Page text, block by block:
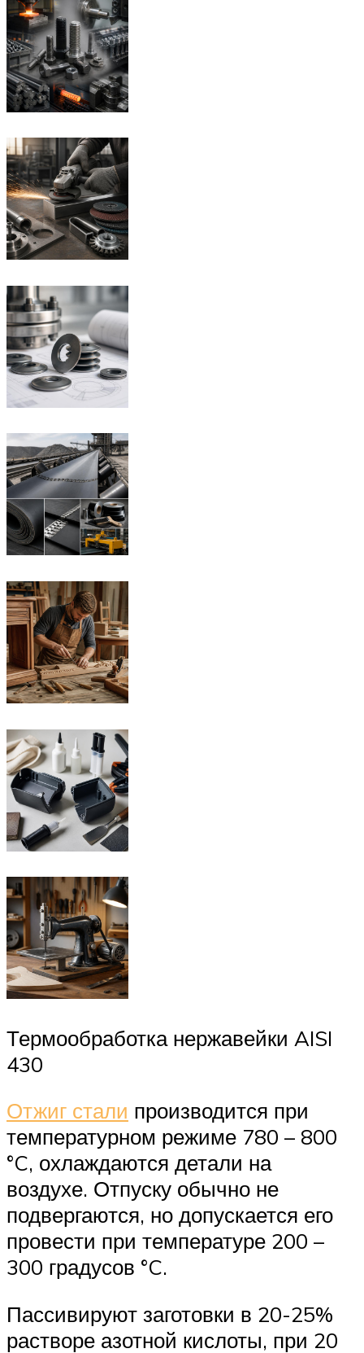
Термообработка нержавейки AISI
430
Отжиг стали производится при
температурном режиме 780 – 800
°C, охлаждаются детали на
воздухе. Отпуску обычно не
подвергаются, но допускается его
провести при температуре 200 –
300 градусов °C.
Пассивируют заготовки в 20-25%
растворе азотной кислоты, при 20